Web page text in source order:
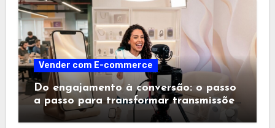
Vender com E-commerce
Do engajamento à conversão: o passo
a passo para transformar transmissões
ao vivo em máquinas de vendas